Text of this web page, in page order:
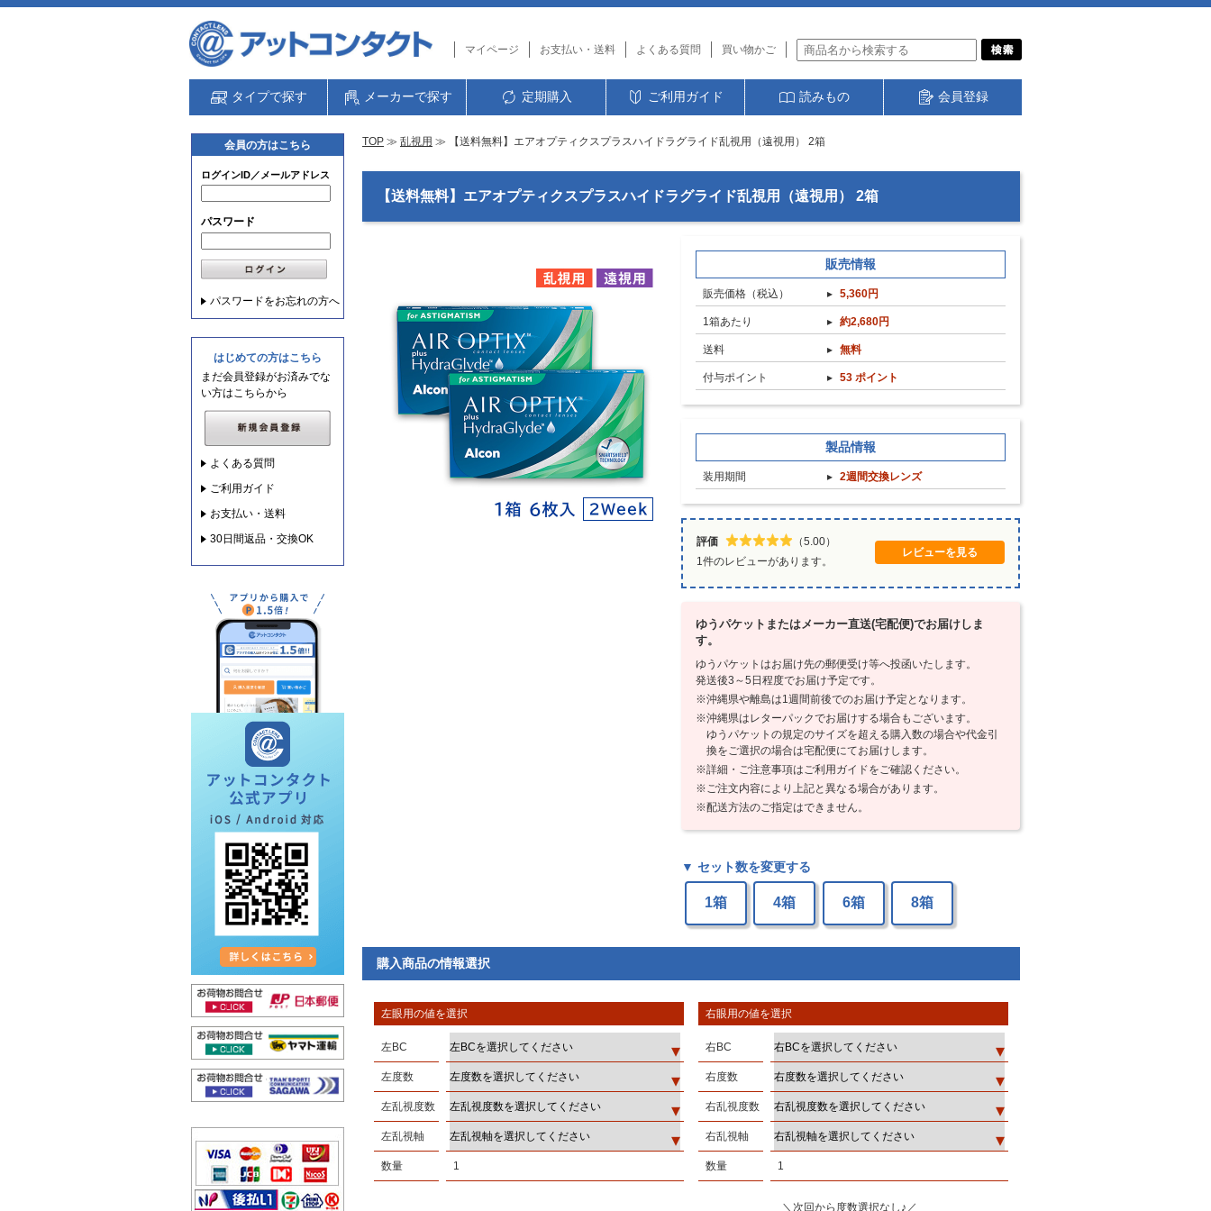
マイページ お支払い・送料 よくある質問 買い物かご
タイプで探す メーカーで探す 定期購入 ご利用ガイド 読みもの 会員登録
会員の方はこちら
ログインID／メールアドレス
パスワード
パスワードをお忘れの方へ
はじめての方はこちら
まだ会員登録がお済みでな
い方はこちらから
よくある質問
ご利用ガイド
お支払い・送料
30日間返品・交換OK
TOP ≫ 乱視用 ≫ 【送料無料】エアオプティクスプラスハイドラグライド乱視用（遠視用） 2箱
【送料無料】エアオプティクスプラスハイドラグライド乱視用（遠視用） 2箱
販売情報
販売価格（税込） 5,360円
1箱あたり 約2,680円
送料 無料
付与ポイント 53 ポイント
製品情報
装用期間 2週間交換レンズ
評価
（5.00）
1件のレビューがあります。
レビューを見る
ゆうパケットまたはメーカー直送(宅配便)でお届けしま
す。
ゆうパケットはお届け先の郵便受け等へ投函いたします。
発送後3～5日程度でお届け予定です。
沖縄県や離島は1週間前後でのお届け予定となります。
沖縄県はレターパックでお届けする場合もございます。
ゆうパケットの規定のサイズを超える購入数の場合や代金引
換をご選択の場合は宅配便にてお届けします。
詳細・ご注意事項はご利用ガイドをご確認ください。
ご注文内容により上記と異なる場合があります。
配送方法のご指定はできません。
▼ セット数を変更する
1箱 4箱 6箱 8箱
購入商品の情報選択
右眼用の値を選択
右BC
右度数
右乱視度数
右乱視軸
数量 1
左眼用の値を選択
左BC
左度数
左乱視度数
左乱視軸
数量 1
＼次回から度数選択なし♪／